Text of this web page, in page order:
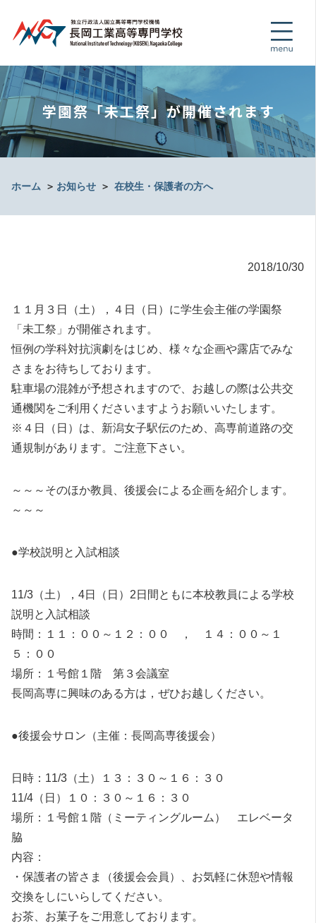
学園祭「未工祭」が開催されます
ホーム ＞ お知らせ ＞ 在校生・保護者の方へ
2018/10/30
１１月３日（土），４日（日）に学生会主催の学園祭
「未工祭」が開催されます。
恒例の学科対抗演劇をはじめ、様々な企画や露店でみな
さまをお待ちしております。
駐車場の混雑が予想されますので、お越しの際は公共交
通機関をご利用くださいますようお願いいたします。
※４日（日）は、新潟女子駅伝のため、高専前道路の交
通規制があります。ご注意下さい。
～～～そのほか教員、後援会による企画を紹介します。
～～～
●学校説明と入試相談
11/3（土），4日（日）2日間ともに本校教員による学校
説明と入試相談
時間：１１：００～１２：００ ， １４：００～１
５：００
場所：１号館１階 第３会議室
長岡高専に興味のある方は，ぜひお越しください。
●後援会サロン（主催：長岡高専後援会）
日時：11/3（土）１３：３０～１６：３０
11/4（日）１０：３０～１６：３０
場所：１号館１階（ミーティングルーム） エレベータ
脇
内容：
・保護者の皆さま（後援会会員）、お気軽に休憩や情報
交換をしにいらしてください。
お茶、お菓子をご用意しております。